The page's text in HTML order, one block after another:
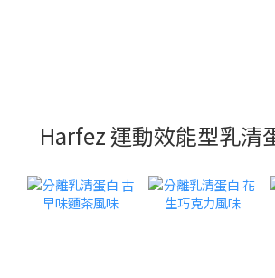
Harfez 運動效能型乳清